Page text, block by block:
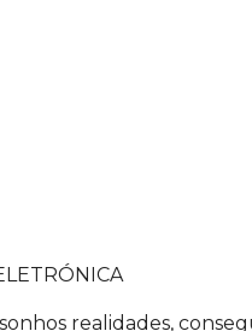
realidades,